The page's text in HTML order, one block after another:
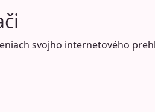
svojho internetového